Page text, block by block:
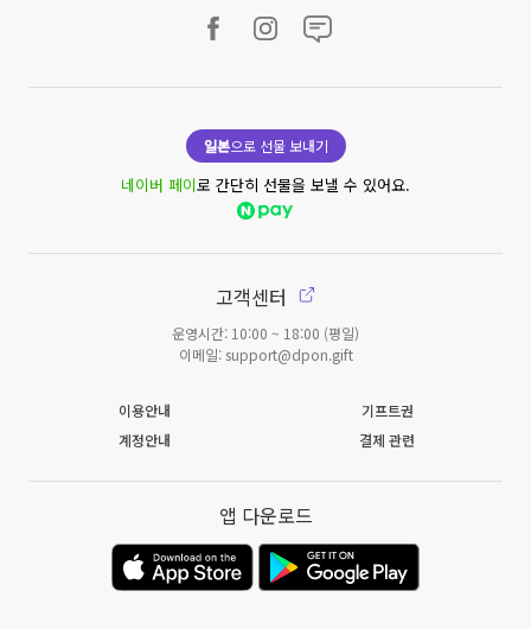
일본으로 선물 보내기
네이버 페이로 간단히 선물을 보낼 수 있어요.
고객센터
운영시간: 10:00 ~ 18:00 (평일)
이메일: support@dpon.gift
이용안내
기프트권
계정안내
결제 관련
앱 다운로드